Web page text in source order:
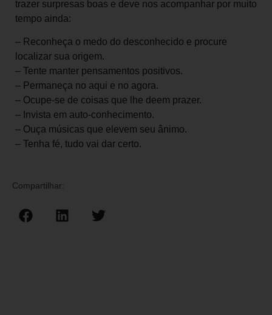
trazer surpresas boas e deve nos acompanhar por muito
tempo ainda:
– Reconheça o medo do desconhecido e procure
localizar sua origem.
– Tente manter pensamentos positivos.
– Permaneça no aqui e no agora.
– Ocupe-se de coisas que lhe deem prazer.
– Invista em auto-conhecimento.
– Ouça músicas que elevem seu ânimo.
– Tenha fé, tudo vai dar certo.
Compartilhar: